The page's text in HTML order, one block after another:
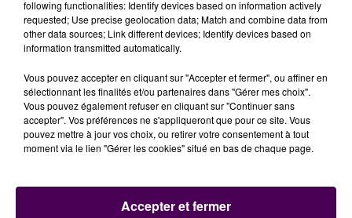
À LA UNE
Gagnez vos pass pour le V and B Fest' 2026 !
following functionalities: Identify devices based on information actively
requested; Use precise geolocation data; Match and combine data from
other data sources; Link different devices; Identify devices based on
information transmitted automatically.
Vous pouvez accepter en cliquant sur "Accepter et fermer", ou affiner en
sélectionnant les finalités et/ou partenaires dans "Gérer mes choix".
Vous pouvez également refuser en cliquant sur "Continuer sans
accepter". Vos préférences ne s'appliqueront que pour ce site. Vous
pouvez mettre à jour vos choix, ou retirer votre consentement à tout
moment via le lien "Gérer les cookies" situé en bas de chaque page.
Accepter et fermer